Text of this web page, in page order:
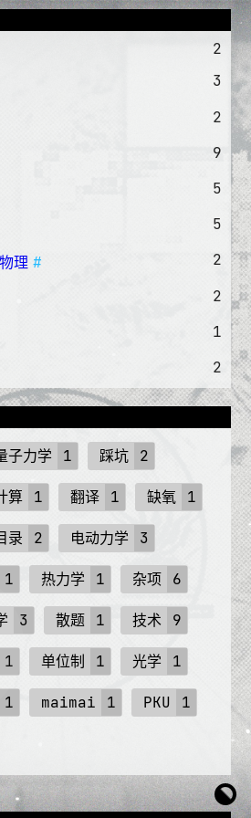
2
3
2
9
5
5
理 2
2
1
2
子力学 1 踩坑 2
算 1 翻译 1 缺氧 1
录 2 电动力学 3
1 热力学 1 杂项 6
3 散题 1 技术 9
1 单位制 1 光学 1
1 maimai 1 PKU 1